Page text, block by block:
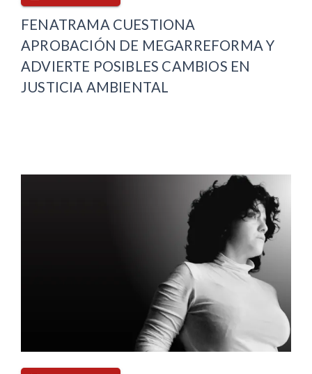
FENATRAMA CUESTIONA
APROBACIÓN DE MEGARREFORMA Y
ADVIERTE POSIBLES CAMBIOS EN
JUSTICIA AMBIENTAL